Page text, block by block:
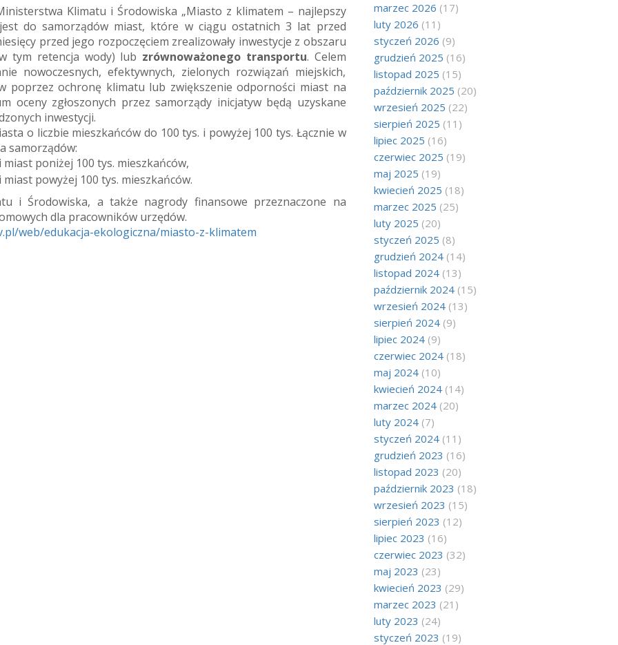
Klimatu i Środowiska „Miasto z klimatem – najlepszy
do samorządów miast, które w ciągu ostatnich 3 lat przed
przed jego rozpoczęciem zrealizowały inwestycje z obszaru
tym retencja wody) lub zrównoważonego transportu. Celem
nowoczesnych, efektywnych, zielonych rozwiązań miejskich,
poprzez ochronę klimatu lub zwiększenie odporności miast na
oceny zgłoszonych przez samorządy inicjatyw będą uzyskane
inwestycji.
o liczbie mieszkańców do 100 tys. i powyżej 100 tys. Łącznie w
samorządów:
poniżej 100 tys. mieszkańców,
powyżej 100 tys. mieszkańców.
i Środowiska, a także nagrody finansowe przeznaczone na
dla pracowników urzędów.
web/edukacja-ekologiczna/miasto-z-klimatem
marzec 2026 (17)
luty 2026 (11)
styczeń 2026 (9)
grudzień 2025 (16)
listopad 2025 (15)
październik 2025 (20)
wrzesień 2025 (22)
sierpień 2025 (11)
lipiec 2025 (16)
czerwiec 2025 (19)
maj 2025 (19)
kwiecień 2025 (18)
marzec 2025 (25)
luty 2025 (20)
styczeń 2025 (8)
grudzień 2024(14)
listopad 2024(13)
październik 2024(15)
wrzesień 2024(13)
sierpień 2024(9)
lipiec 2024(9)
czerwiec 2024(18)
maj 2024(10)
kwiecień 2024(14)
marzec 2024(20)
luty 2024(7)
styczeń 2024(11)
grudzień 2023 (16)
listopad 2023 (20)
październik 2023 (18)
wrzesień 2023 (15)
sierpień 2023 (12)
lipiec 2023 (16)
czerwiec 2023 (32)
maj 2023 (23)
kwiecień 2023 (29)
marzec 2023 (21)
luty 2023 (24)
styczeń 2023 (19)